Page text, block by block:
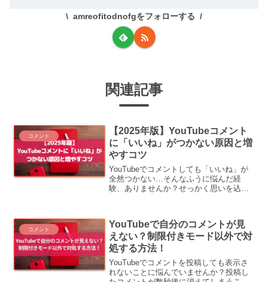
amreofitodnofgをフォローする
関連記事
コメント
【2025年版】YouTubeコメント
に「いいね」がつかない原因と増
やすコツ
YouTubeでコメントしても「いいね」が
全然つかない…そんなふうに悩んだ経
験、ありませんか？せっかく思いを込め
も、理由とコツを知れば「いいね」はち
ゃんと増やせます。この...
コメント
YouTubeで自分のコメントが見
えない？制限付きモード以外で対
処する方法！
YouTubeでコメントを投稿しても表示さ
れないことに悩んでいませんか？投稿し